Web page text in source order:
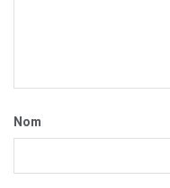
Nom